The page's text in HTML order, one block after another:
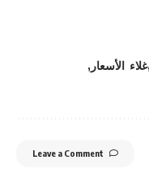
غلاء الأسعار
Leave a Comment